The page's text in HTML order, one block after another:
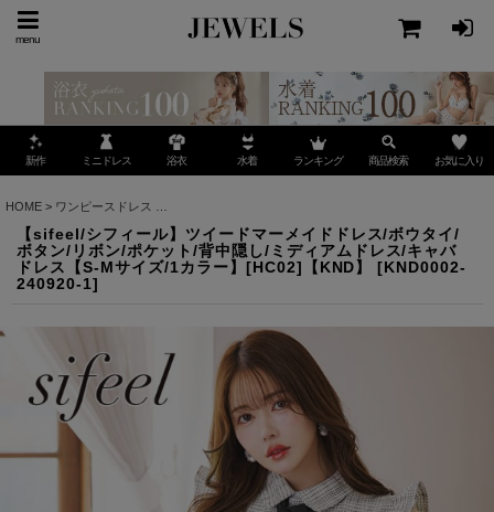
menu
新作 ミニドレス 浴衣 水着 ランキング 商品検索 お気に入り
HOME > ワンピースドレス
【sifeel/シフィール】ツイードマーメイドドレス/ボウタイ/
ボタン/リボン/ポケット/背中隠し/ミディアムドレス/キャバ
ドレス【S-Mサイズ/1カラー】[HC02]【KND】
[KND0002-
240920-1]